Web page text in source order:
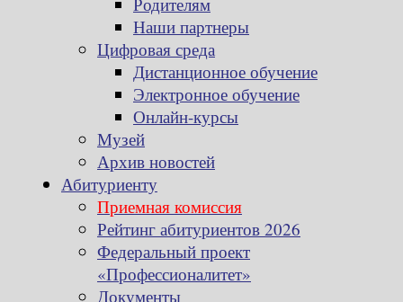
Наши партнеры
Цифровая среда
Дистанционное обучение
Электронное обучение
Онлайн-курсы
Музей
Архив новостей
Абитуриенту
Приемная комиссия
Рейтинг абитуриентов 2026
Федеральный проект
«Профессионалитет»
Документы